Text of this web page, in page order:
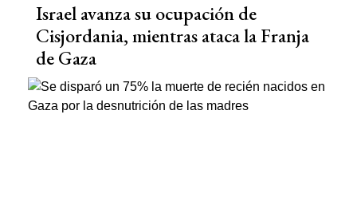
Israel avanza su ocupación de
Cisjordania, mientras ataca la Franja
de Gaza